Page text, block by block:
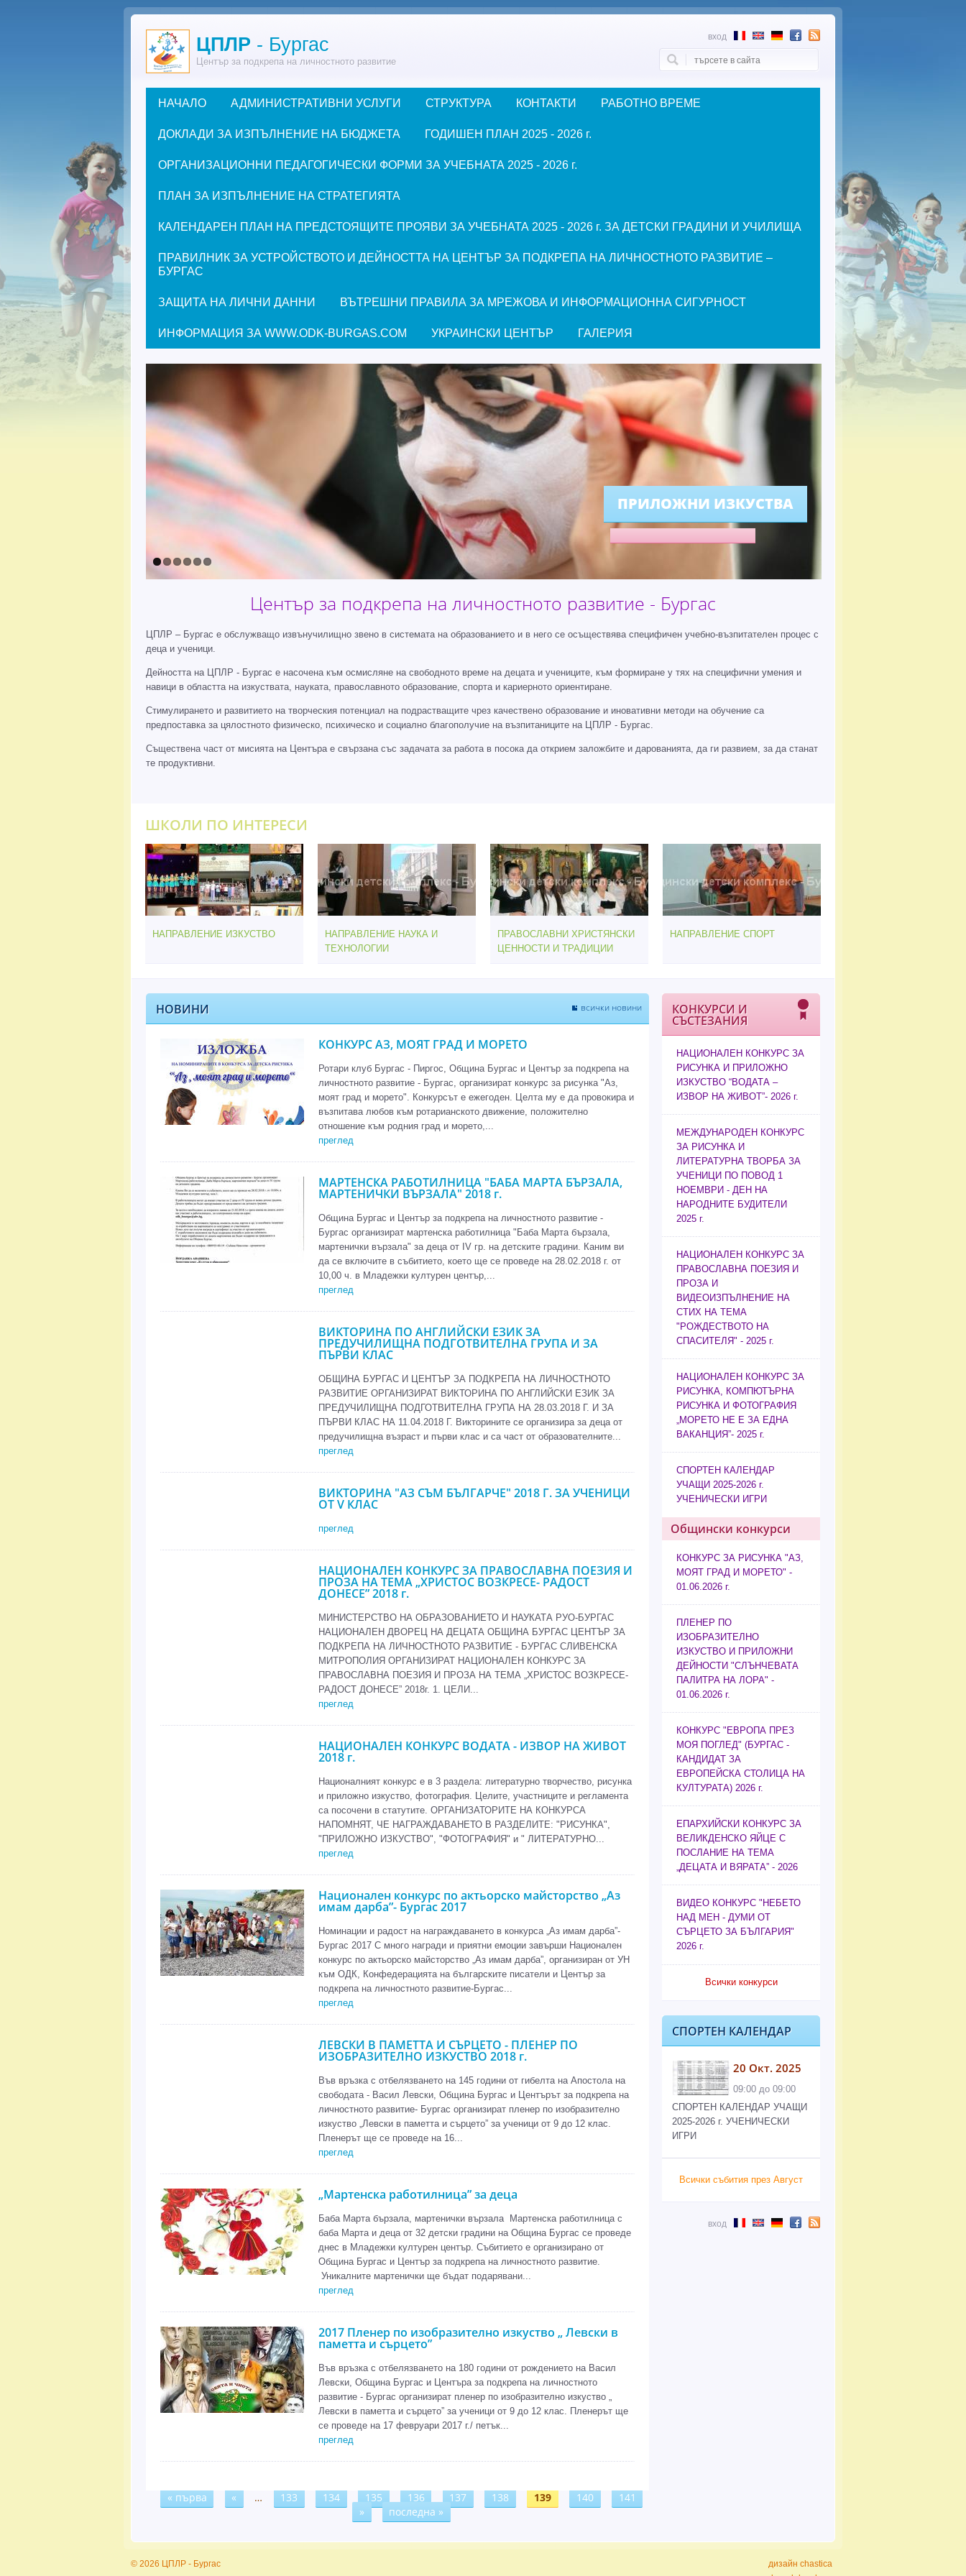
Премини към основното съдържание
ЦПЛР - Бургас
Център за подкрепа на личностното развитие
вход
Форма за търсене
Основно меню
НАЧАЛО АДМИНИСТРАТИВНИ УСЛУГИ СТРУКТУРА КОНТАКТИ РАБОТНО ВРЕМЕ
ДОКЛАДИ ЗА ИЗПЪЛНЕНИЕ НА БЮДЖЕТА ГОДИШЕН ПЛАН 2025 - 2026 г.
ОРГАНИЗАЦИОННИ ПЕДАГОГИЧЕСКИ ФОРМИ ЗА УЧЕБНАТА 2025 - 2026 г.
ПЛАН ЗА ИЗПЪЛНЕНИЕ НА СТРАТЕГИЯТА
КАЛЕНДАРЕН ПЛАН НА ПРЕДСТОЯЩИТЕ ПРОЯВИ ЗА УЧЕБНАТА 2025 - 2026 г. ЗА ДЕТСКИ ГРАДИНИ И УЧИЛИЩА
ПРАВИЛНИК ЗА УСТРОЙСТВОТО И ДЕЙНОСТТА НА ЦЕНТЪР ЗА ПОДКРЕПА НА ЛИЧНОСТНОТО РАЗВИТИЕ –
БУРГАС
ЗАЩИТА НА ЛИЧНИ ДАННИ ВЪТРЕШНИ ПРАВИЛА ЗА МРЕЖОВА И ИНФОРМАЦИОННА СИГУРНОСТ
ИНФОРМАЦИЯ ЗА WWW.ODK-BURGAS.COM УКРАИНСКИ ЦЕНТЪР ГАЛЕРИЯ
ПРИЛОЖНИ ИЗКУСТВА
Център за подкрепа на личностното развитие - Бургас
ЦПЛР – Бургас е обслужващо извънучилищно звено в системата на образованието и в него се осъществява специфичен учебно-възпитателен процес с
деца и ученици.
Дейността на ЦПЛР - Бургас е насочена към осмисляне на свободното време на децата и учениците, към формиране у тях на специфични умения и
навици в областта на изкуствата, науката, православното образование, спорта и кариерното ориентиране.
Стимулирането и развитието на творческия потенциал на подрастващите чрез качествено образование и иновативни методи на обучение са
предпоставка за цялостното физическо, психическо и социално благополучие на възпитаниците на ЦПЛР - Бургас.
Съществена част от мисията на Центъра е свързана със задачата за работа в посока да открием заложбите и дарованията, да ги развием, за да станат
те продуктивни.
ШКОЛИ ПО ИНТЕРЕСИ
НАПРАВЛЕНИЕ ИЗКУСТВО
НАПРАВЛЕНИЕ НАУКА И
ТЕХНОЛОГИИ
ПРАВОСЛАВНИ ХРИСТЯНСКИ
ЦЕННОСТИ И ТРАДИЦИИ
НАПРАВЛЕНИЕ СПОРТ
НОВИНИ всички новини
КОНКУРС АЗ, МОЯТ ГРАД И МОРЕТО
Ротари клуб Бургас - Пиргос, Община Бургас и Център за подкрепа на
личностното развитие - Бургас, организират конкурс за рисунка "Аз,
моят град и морето". Конкурсът е ежегоден. Целта му е да провокира и
възпитава любов към ротарианското движение, положително
отношение към родния град и морето,...
преглед
МАРТЕНСКА РАБОТИЛНИЦА "БАБА МАРТА БЪРЗАЛА,
МАРТЕНИЧКИ ВЪРЗАЛА" 2018 г.
Община Бургас и Център за подкрепа на личностното развитие -
Бургас организират мартенска работилница "Баба Марта бързала,
мартенички вързала" за деца от ІV гр. на детските градини. Каним ви
да се включите в събитието, което ще се проведе на 28.02.2018 г. от
10,00 ч. в Младежки културен център,...
преглед
ВИКТОРИНА ПО АНГЛИЙСКИ ЕЗИК ЗА
ПРЕДУЧИЛИЩНА ПОДГОТВИТЕЛНА ГРУПА И ЗА
ПЪРВИ КЛАС
ОБЩИНА БУРГАС И ЦЕНТЪР ЗА ПОДКРЕПА НА ЛИЧНОСТНОТО
РАЗВИТИЕ ОРГАНИЗИРАТ ВИКТОРИНА ПО АНГЛИЙСКИ ЕЗИК ЗА
ПРЕДУЧИЛИЩНА ПОДГОТВИТЕЛНА ГРУПА НА 28.03.2018 Г. И ЗА
ПЪРВИ КЛАС НА 11.04.2018 Г. Викторините се организира за деца от
предучилищна възраст и първи клас и са част от образователните...
преглед
ВИКТОРИНА "АЗ СЪМ БЪЛГАРЧЕ" 2018 Г. ЗА УЧЕНИЦИ
ОТ V КЛАС
преглед
НАЦИОНАЛЕН КОНКУРС ЗА ПРАВОСЛАВНА ПОЕЗИЯ И
ПРОЗА НА ТЕМА „ХРИСТОС ВОЗКРЕСЕ- РАДОСТ
ДОНЕСЕ” 2018 г.
МИНИСТЕРСТВО НА ОБРАЗОВАНИЕТО И НАУКАТА РУО-БУРГАС
НАЦИОНАЛЕН ДВОРЕЦ НА ДЕЦАТА ОБЩИНА БУРГАС ЦЕНТЪР ЗА
ПОДКРЕПА НА ЛИЧНОСТНОТО РАЗВИТИЕ - БУРГАС СЛИВЕНСКА
МИТРОПОЛИЯ ОРГАНИЗИРАТ НАЦИОНАЛЕН КОНКУРС ЗА
ПРАВОСЛАВНА ПОЕЗИЯ И ПРОЗА НА ТЕМА „ХРИСТОС ВОЗКРЕСЕ-
РАДОСТ ДОНЕСЕ” 2018г. 1. ЦЕЛИ...
преглед
НАЦИОНАЛЕН КОНКУРС ВОДАТА - ИЗВОР НА ЖИВОТ
2018 г.
Националният конкурс е в 3 раздела: литературно творчество, рисунка
и приложно изкуство, фотография. Целите, участниците и регламента
са посочени в статутите. ОРГАНИЗАТОРИТЕ НА КОНКУРСА
НАПОМНЯТ, ЧЕ НАГРАЖДАВАНЕТО В РАЗДЕЛИТЕ: "РИСУНКА",
"ПРИЛОЖНО ИЗКУСТВО", "ФОТОГРАФИЯ" и " ЛИТЕРАТУРНО...
преглед
Национален конкурс по актьорско майсторство „Аз
имам дарба”- Бургас 2017
Номинации и радост на награждаването в конкурса „Аз имам дарба”-
Бургас 2017 С много награди и приятни емоции завърши Национален
конкурс по актьорско майсторство „Аз имам дарба”, организиран от УН
към ОДК, Конфедерацията на българските писатели и Център за
подкрепа на личностното развитие-Бургас...
преглед
ЛЕВСКИ В ПАМЕТТА И СЪРЦЕТО - ПЛЕНЕР ПО
ИЗОБРАЗИТЕЛНО ИЗКУСТВО 2018 г.
Във връзка с отбелязването на 145 години от гибелта на Апостола на
свободата - Васил Левски, Община Бургас и Центърът за подкрепа на
личностното развитие- Бургас организират пленер по изобразително
изкуство „Левски в паметта и сърцето” за ученици от 9 до 12 клас.
Пленерът ще се проведе на 16...
преглед
„Мартенска работилница” за деца
Баба Марта бързала, мартенички вързала Мартенска работилница с
баба Марта и деца от 32 детски градини на Община Бургас се проведе
днес в Младежки културен център. Събитието е организирано от
Община Бургас и Център за подкрепа на личностното развитие.
Уникалните мартенички ще бъдат подарявани...
преглед
2017 Пленер по изобразително изкуство „ Левски в
паметта и сърцето”
Във връзка с отбелязването на 180 години от рождението на Васил
Левски, Община Бургас и Центъра за подкрепа на личностното
развитие - Бургас организират пленер по изобразително изкуство „
Левски в паметта и сърцето” за ученици от 9 до 12 клас. Пленерът ще
се проведе на 17 февруари 2017 г./ петък...
преглед
Страници
« първа « … 133 134 135 136 137 138 139 140
141
»
последна »
КОНКУРСИ И
СЪСТЕЗАНИЯ
НАЦИОНАЛЕН КОНКУРС ЗА
РИСУНКА И ПРИЛОЖНО
ИЗКУСТВО “ВОДАТА –
ИЗВОР НА ЖИВОТ”- 2026 г.
МЕЖДУНАРОДЕН КОНКУРС
ЗА РИСУНКА И
ЛИТЕРАТУРНА ТВОРБА ЗА
УЧЕНИЦИ ПО ПОВОД 1
НОЕМВРИ - ДЕН НА
НАРОДНИТЕ БУДИТЕЛИ
2025 г.
НАЦИОНАЛЕН КОНКУРС ЗА
ПРАВОСЛАВНА ПОЕЗИЯ И
ПРОЗА И
ВИДЕОИЗПЪЛНЕНИЕ НА
СТИХ НА ТЕМА
"РОЖДЕСТВОТО НА
СПАСИТЕЛЯ" - 2025 г.
НАЦИОНАЛЕН КОНКУРС ЗА
РИСУНКА, КОМПЮТЪРНА
РИСУНКА И ФОТОГРАФИЯ
„МОРЕТО НЕ Е ЗА ЕДНА
ВАКАНЦИЯ”- 2025 г.
СПОРТЕН КАЛЕНДАР
УЧАЩИ 2025-2026 г.
УЧЕНИЧЕСКИ ИГРИ
Общински конкурси
КОНКУРС ЗА РИСУНКА "АЗ,
МОЯТ ГРАД И МОРЕТО" -
01.06.2026 г.
ПЛЕНЕР ПО
ИЗОБРАЗИТЕЛНО
ИЗКУСТВО И ПРИЛОЖНИ
ДЕЙНОСТИ "СЛЪНЧЕВАТА
ПАЛИТРА НА ЛОРА" -
01.06.2026 г.
КОНКУРС "ЕВРОПА ПРЕЗ
МОЯ ПОГЛЕД" (БУРГАС -
КАНДИДАТ ЗА
ЕВРОПЕЙСКА СТОЛИЦА НА
КУЛТУРАТА) 2026 г.
ЕПАРХИЙСКИ КОНКУРС ЗА
ВЕЛИКДЕНСКО ЯЙЦЕ С
ПОСЛАНИЕ НА ТЕМА
„ДЕЦАТА И ВЯРАТА” - 2026
ВИДЕО КОНКУРС "НЕБЕТО
НАД МЕН - ДУМИ ОТ
СЪРЦЕТО ЗА БЪЛГАРИЯ"
2026 г.
Всички конкурси
СПОРТЕН КАЛЕНДАР
20 Окт. 2025
09:00 до 09:00
СПОРТЕН КАЛЕНДАР УЧАЩИ
2025-2026 г. УЧЕНИЧЕСКИ
ИГРИ
Всички събития през Август
вход
© 2026 ЦПЛР - Бургас
дизайн chastica